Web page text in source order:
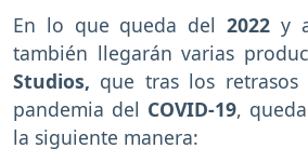
En lo que queda del 2022 y
también llegarán varias
Studios, que tras los
pandemia del COVID-19,
la siguiente manera: